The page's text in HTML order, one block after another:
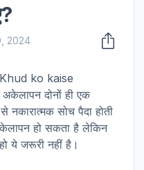
2024
ko kaise
दोनों ही एक
सोच पैदा होती
हो सकता है लेकिन
ये जरूरी नहीं है।